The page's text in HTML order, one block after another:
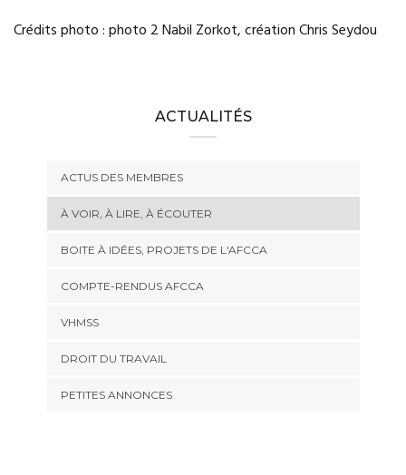
Crédits photo : photo 2 Nabil Zorkot, création Chris Seydou
ACTUALITÉS
ACTUS DES MEMBRES
À VOIR, À LIRE, À ÉCOUTER
BOITE À IDÉES, PROJETS DE L'AFCCA
COMPTE-RENDUS AFCCA
VHMSS
DROIT DU TRAVAIL
PETITES ANNONCES